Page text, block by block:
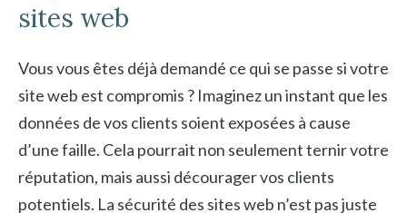
sites web
Vous vous êtes déjà demandé ce qui se passe si votre
site web est compromis ? Imaginez un instant que les
données de vos clients soient exposées à cause
d’une faille. Cela pourrait non seulement ternir votre
réputation, mais aussi décourager vos clients
potentiels. La sécurité des sites web n’est pas juste